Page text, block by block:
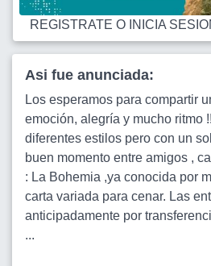
REGISTRATE O INICIA
Asi fue anunciada:
Los esperamos para compartir
emoción, alegría y mucho ritmo
diferentes estilos pero con un
buen momento entre amigos ,
: La Bohemia ,ya conocida por
carta variada para cenar. Las
anticipadamente por
...